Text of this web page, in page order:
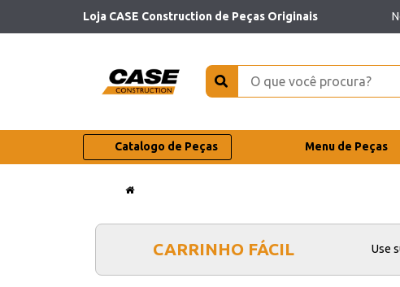
Loja CASE Construction de Peças Originais
Catalogo de Peças Menu de Peças
CARRINHO FÁCIL Use